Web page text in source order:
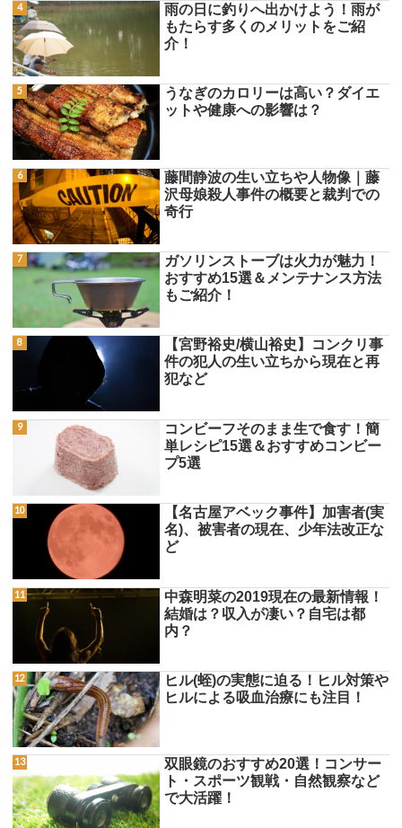
雨の日に釣りへ出かけよう！雨が
もたらす多くのメリットをご紹
介！
うなぎのカロリーは高い？ダイエ
ットや健康への影響は？
藤間静波の生い立ちや人物像｜藤
沢母娘殺人事件の概要と裁判での
奇行
ガソリンストーブは火力が魅力！
おすすめ15選＆メンテナンス方法
もご紹介！
【宮野裕史/横山裕史】コンクリ事
件の犯人の生い立ちから現在と再
犯など
コンビーフそのまま生で食す！簡
単レシピ15選＆おすすめコンビー
プ5選
【名古屋アベック事件】加害者(実
名)、被害者の現在、少年法改正な
ど
中森明菜の2019現在の最新情報！
結婚は？収入が凄い？自宅は都
内？
ヒル(蛭)の実態に迫る！ヒル対策や
ヒルによる吸血治療にも注目！
双眼鏡のおすすめ20選！コンサー
ト・スポーツ観戦・自然観察など
で大活躍！